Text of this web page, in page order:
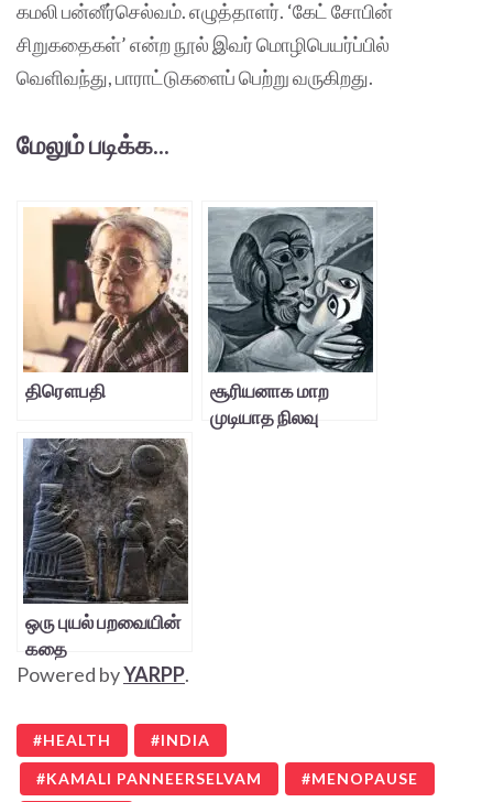
கமலி பன்னீர்செல்வம். எழுத்தாளர். ‘கேட் சோபின்
சிறுகதைகள்’ என்ற நூல் இவர் மொழிபெயர்ப்பில்
வெளிவந்து, பாராட்டுகளைப் பெற்று வருகிறது.
மேலும் படிக்க...
திரௌபதி
சூரியனாக மாற
முடியாத நிலவு
ஒரு புயல் பறவையின்
கதை
Powered byYARPP.
HEALTH INDIA
KAMALI PANNEERSELVAM MENOPAUSE